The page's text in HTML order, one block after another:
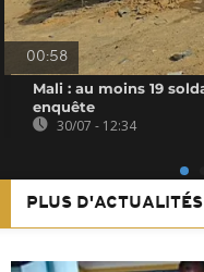
00:58
Mali : au moins 19
enquête
30/07 - 12:34
PLUS D'ACTUALITÉS